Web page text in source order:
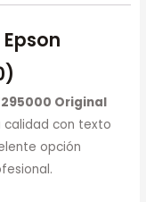
Original
con texto
opción